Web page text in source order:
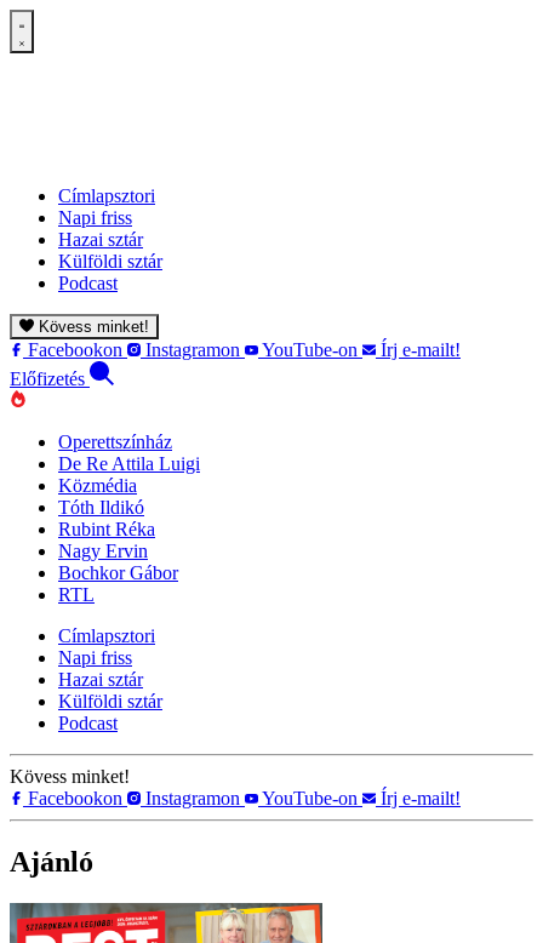
Címlapsztori
Napi friss
Hazai sztár
Külföldi sztár
Podcast
Kövess minket!
Facebookon Instagramon YouTube-on
Írj e-mailt!
Előfizetés
Operettszínház
De Re Attila Luigi
Közmédia
Tóth Ildikó
Rubint Réka
Nagy Ervin
Bochkor Gábor
RTL
Címlapsztori
Napi friss
Hazai sztár
Külföldi sztár
Podcast
Kövess minket!
Facebookon
Instagramon YouTube-on Írj e-mailt!
Ajánló